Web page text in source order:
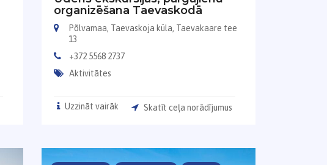
organizēšana Taevaskodā
Põlvamaa, Taevaskoja küla, Taevakaare tee
13
+372 5568 2737
Aktivitātes
Uzzināt vairāk Skatīt ceļa norādījumus